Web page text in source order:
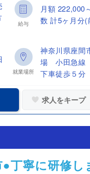
給与
月額
数 計5ヶ月分(
就業場所
神奈川県座
場 小田急線
下車徒歩５分
求人をキープ
丁寧に研修し